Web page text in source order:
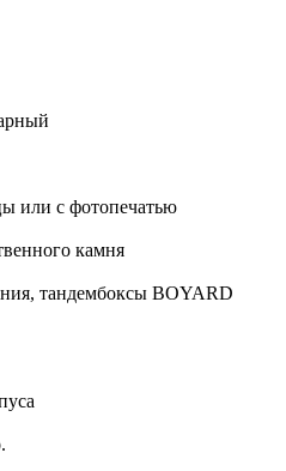
или с фотопечатью
камня
тандембоксы BOYARD